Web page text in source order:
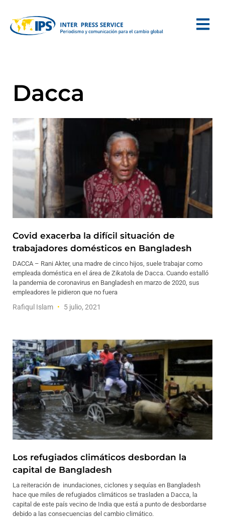
Dacca
Covid exacerba la difícil situación de
trabajadores domésticos en Bangladesh
DACCA – Rani Akter, una madre de cinco hijos, suele trabajar como
empleada doméstica en el área de Zikatola de Dacca. Cuando estalló
la pandemia de coronavirus en Bangladesh en marzo de 2020, sus
empleadores le pidieron que no fuera
Rafiqul Islam 5 julio, 2021
Los refugiados climáticos desbordan la
capital de Bangladesh
La reiteración de inundaciones, ciclones y sequías en Bangladesh
hace que miles de refugiados climáticos se trasladen a Dacca, la
capital de este país vecino de India que está a punto de desbordarse
debido a las consecuencias del cambio climático.